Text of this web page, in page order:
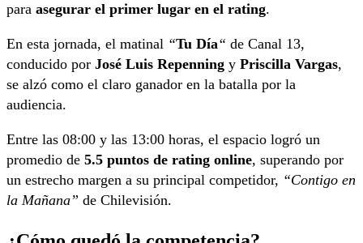
para asegurar el primer lugar en el rating.
En esta jornada, el matinal “Tu Día“ de Canal 13,
conducido por José Luis Repenning y Priscilla Vargas,
se alzó como el claro ganador en la batalla por la
audiencia.
Entre las 08:00 y las 13:00 horas, el espacio logró un
promedio de 5.5 puntos de rating online, superando por
un estrecho margen a su principal competidor, “Contigo en
la Mañana” de Chilevisión.